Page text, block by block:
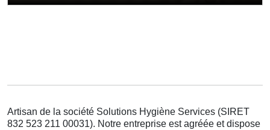
Artisan de la société Solutions Hygiène Services (SIRET
832 523 211 00031). Notre entreprise est agréée et dispose